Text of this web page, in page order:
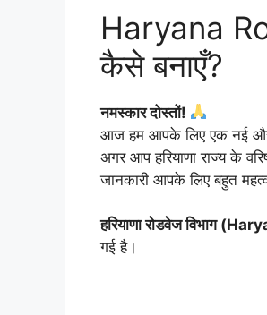
Haryana
कैसे बनाएँ?
नमस्कार दोस्तों!
आज हम आपके लिए एक नई
अगर आप हरियाणा राज्य के
जानकारी आपके लिए बहुत
हरियाणा रोडवेज विभाग
गई है।